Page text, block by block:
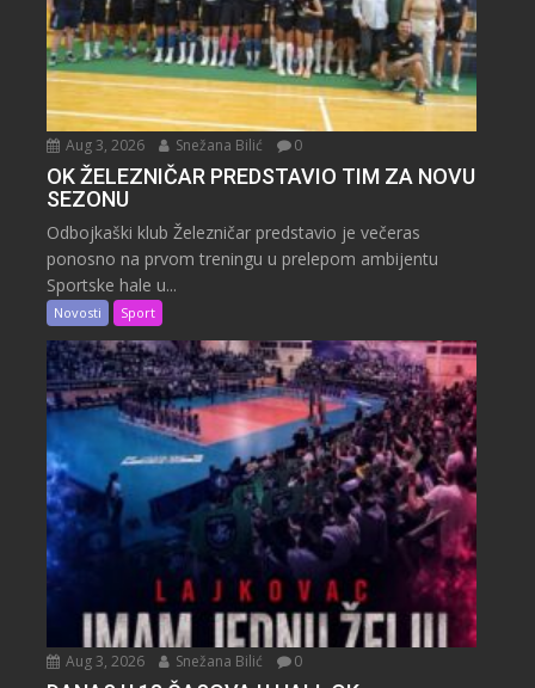
Aug 3, 2026 Snežana Bilić 0
OK ŽELEZNIČAR PREDSTAVIO TIM ZA NOVU
SEZONU
Odbojkaški klub Železničar predstavio je večeras
ponosno na prvom treningu u prelepom ambijentu
Sportske hale u...
Novosti Sport
Aug 3, 2026 Snežana Bilić 0